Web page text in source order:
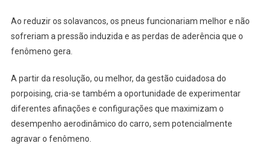
Ao reduzir os solavancos, os pneus funcionariam melhor e não
sofreriam a pressão induzida e as perdas de aderência que o
fenômeno gera.
A partir da resolução, ou melhor, da gestão cuidadosa do
porpoising, cria-se também a oportunidade de experimentar
diferentes afinações e configurações que maximizam o
desempenho aerodinâmico do carro, sem potencialmente
agravar o fenômeno.